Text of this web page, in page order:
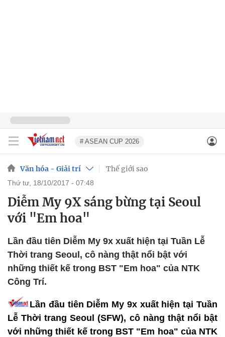
# ASEAN CUP 2026
Văn hóa - Giải trí Thế giới sao
thứ tư, 18/10/2017 - 07:48
Diễm My 9X sáng bừng tại Seoul
với "Em hoa"
Lần đầu tiên Diễm My 9x xuất hiện tại Tuần Lễ
Thời trang Seoul, cô nàng thật nổi bật với
những thiết kế trong BST "Em hoa" của NTK
Công Trí.
Lần đầu tiên Diễm My 9x xuất hiện tại Tuần
Lễ Thời trang Seoul (SFW), cô nàng thật nổi bật
với những thiết kế trong BST "Em hoa" của NTK